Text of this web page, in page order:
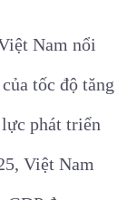
Nam nổi
tốc độ tăng
phát triển
Việt Nam